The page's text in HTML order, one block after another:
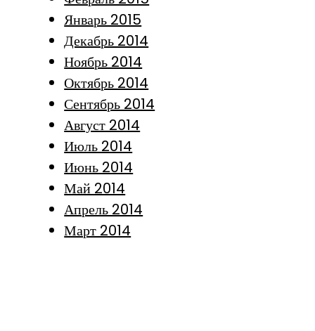
Январь 2015
Декабрь 2014
Ноябрь 2014
Октябрь 2014
Сентябрь 2014
Август 2014
Июль 2014
Июнь 2014
Май 2014
Апрель 2014
Март 2014